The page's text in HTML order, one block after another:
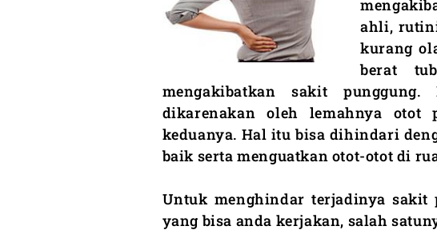
ahli,
kurang
berat
mengakibatkan sakit
dikarenakan oleh lemahnya otot
keduanya. Hal itu bisa dihindari
baik serta menguatkan otot-otot di
Untuk menghindar terjadinya sakit
yang bisa anda kerjakan, salah